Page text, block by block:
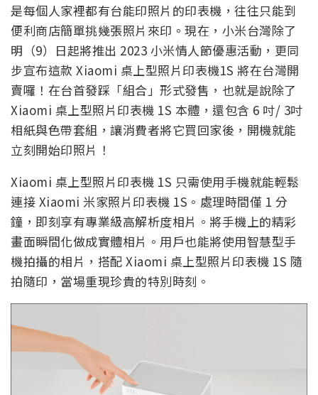
是每個人家裡都有台能印照片的印表機，往往只能到
便利商店簡單挑幾張照片來印。現在，小米台灣除了
明（9）日起將推出 2023 小米情人節優惠活動，更同
步宣布這款 Xiaomi 桌上型照片印表機1S 將在台灣開
賣囉！在台首發踩「組合」形式發售，也就是說除了
Xiaomi 桌上型照片印表機 1S 本體，還包含 6 吋/ 3吋
相紙與色帶套組，讓消費者將它買回家後，開機就能
立刻開始印照片！
Xiaomi 桌上型照片印表機 1S 只需使用手機就能輕鬆
連接 Xiaomi 米家照片印表機 1S。處理時間僅 1 分
鐘，即刻享有專業級高解析度相片。將手機上的精彩
畫面瞬間化做成實體相片。用戶也能將使用智慧型手
機拍攝的相片，搭配 Xiaomi 桌上型照片印表機 1S 隨
拍隨印，當場重現珍貴的特別時刻。